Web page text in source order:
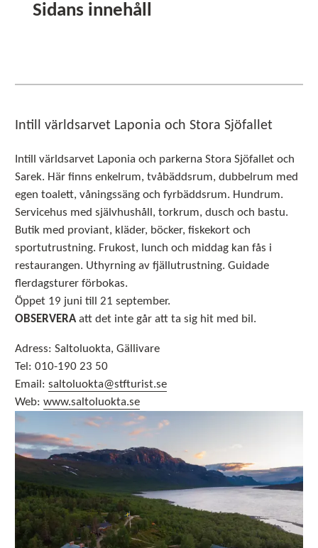
Sidans innehåll
Intill världsarvet Laponia och Stora Sjöfallet
Intill världsarvet Laponia och parkerna Stora Sjöfallet och
Sarek. Här finns enkelrum, tvåbäddsrum, dubbelrum med
egen toalett, våningssäng och fyrbäddsrum. Hundrum.
Servicehus med självhushåll, torkrum, dusch och bastu.
Butik med proviant, kläder, böcker, fiskekort och
sportutrustning. Frukost, lunch och middag kan fås i
restaurangen. Uthyrning av fjällutrustning. Guidade
flerdagsturer förbokas.
Öppet 19 juni till 21 september.
OBSERVERAatt det inte går att ta sig hit med bil.
Adress: Saltoluokta, Gällivare
Tel: 010-190 23 50
Email: saltoluokta@stfturist.se
Web: www.saltoluokta.se